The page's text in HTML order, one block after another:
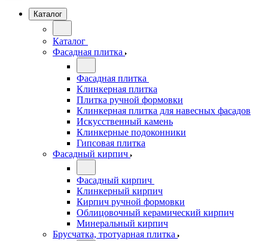
Каталог
Каталог
Фасадная плитка
Фасадная плитка
Клинкерная плитка
Плитка ручной формовки
Клинкерная плитка для навесных фасадов
Искусственный камень
Клинкерные подоконники
Гипсовая плитка
Фасадный кирпич
Фасадный кирпич
Клинкерный кирпич
Кирпич ручной формовки
Облицовочный керамический кирпич
Минеральный кирпич
Брусчатка, тротуарная плитка